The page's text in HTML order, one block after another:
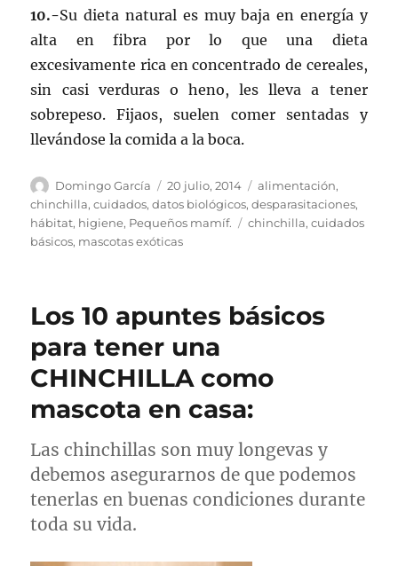
10.-Su dieta natural es muy baja en energía y
alta en fibra por lo que una dieta
excesivamente rica en concentrado de cereales,
sin casi verduras o heno, les lleva a tener
sobrepeso. Fijaos, suelen comer sentadas y
llevándose la comida a la boca.
Autor
Domingo García
Publicado
el
20 julio, 2014 Categorías
alimentación,
chinchilla,cuidados,datos biológicos,desparasitaciones,
hábitat, higiene, Pequeños mamíf. Etiquetas
chinchilla,cuidados
básicos, mascotas exóticas
Los 10 apuntes básicos
para tener una
CHINCHILLA como
mascota en casa:
Las chinchillas son muy longevas y
debemos asegurarnos de que podemos
tenerlas en buenas condiciones durante
toda su vida.